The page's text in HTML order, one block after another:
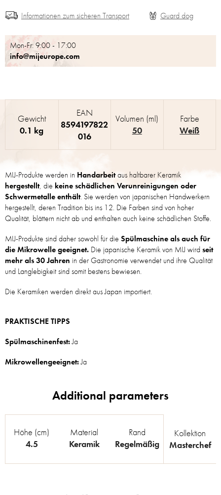
Mon-Fr: 9:00 - 17:00
info@mijeurope.com
Informationen zum sicheren Transport
MIJ-Produkte werden in Handarbeitaus haltbarer Keramik
hergestellt, die keine schädlichen Verunreinigungen oder
Schwermetalle enthält. Sie werden von japanischen Handwerkern
hergestellt, deren Tradition bis ins 12. Die Farben sind von hoher
Qualität, blättern nicht ab und enthalten auch keine schädlichen Stoffe.
MIJ-Produkte sind daher sowohl für die Spülmaschine als auch für
die Mikrowelle geeignet. Die japanische Keramik von MIJ wirdseit
mehr als 30 Jahren in der Gastronomie verwendet und ihre Qualität
und Langlebigkeit sind somit bestens bewiesen.
Die Keramiken werden direkt aus Japan importiert.
PRAKTISCHE TIPPS
Spülmaschinenfest:Ja
Mikrowellengeeignet:Ja
Gewicht
0.1 kg
EAN
8594197822
016
Volumen (ml)
50
Farbe
Weiß
Höhe (cm)
4.5
Material
Keramik
Rand
Regelmäßig
Kollektion
Masterchef